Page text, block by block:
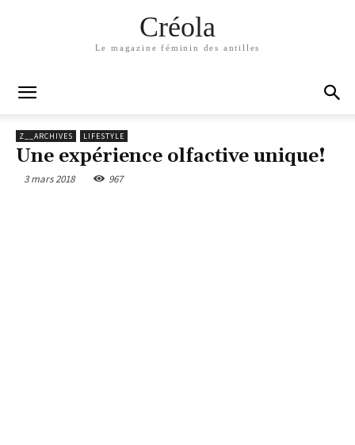
Créola
Le magazine féminin des antilles
Z__ARCHIVES LIFESTYLE
Une expérience olfactive unique!
3 mars 2018 967